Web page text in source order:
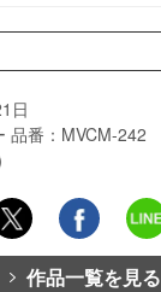
日
品番：MVCM-242
作品一覧を見る